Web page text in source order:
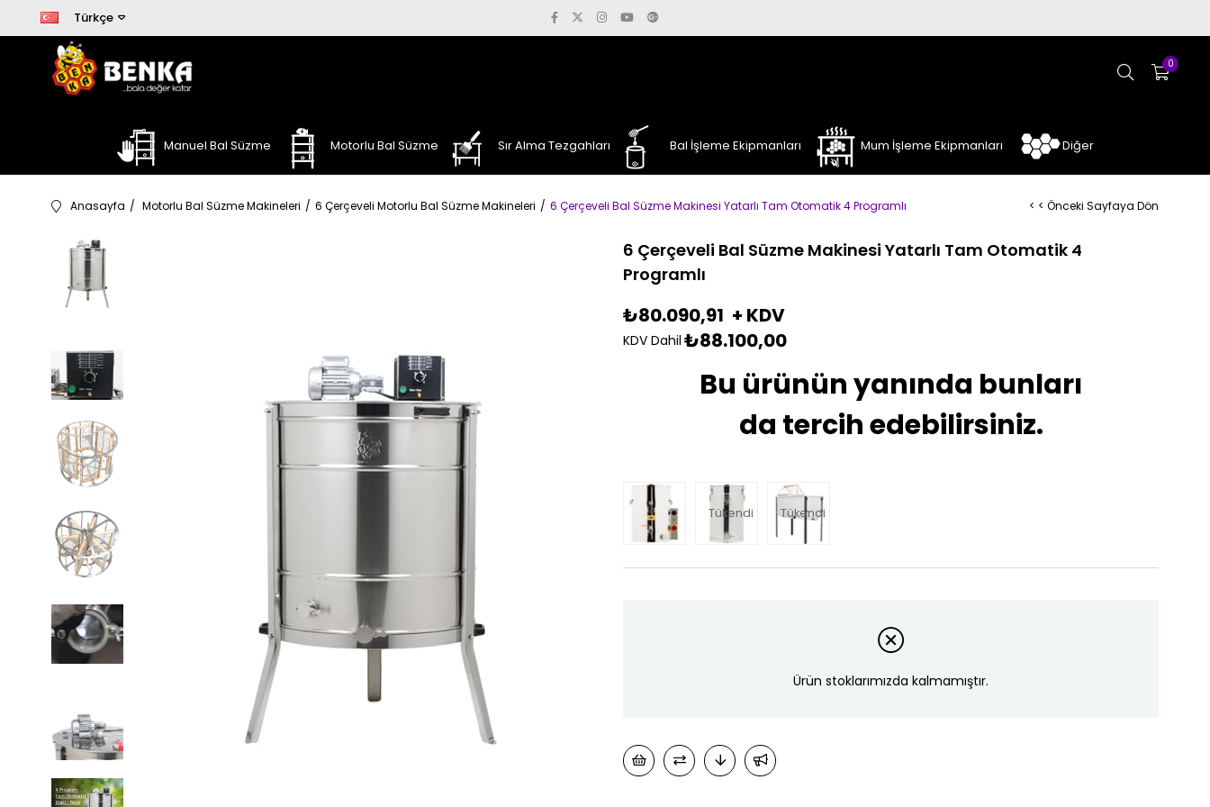
Türkçe
0
Manuel Bal Süzme Motorlu Bal Süzme Sır Alma Tezgahları Bal İşleme Ekipmanları Mum İşleme Ekipmanları Diğer
Anasayfa Motorlu Bal Süzme Makineleri 6 Çerçeveli Motorlu Bal Süzme Makineleri 6 Çerçeveli Bal Süzme Makinesi Yatarlı Tam Otomatik 4 Programlı < < Önceki Sayfaya Dön
6 Çerçeveli Bal Süzme Makinesi Yatarlı Tam Otomatik 4
Programlı
₺80.090,91 + KDV
KDV Dahil ₺88.100,00
Bu ürünün yanında bunları
da tercih edebilirsiniz.
Tükendi Tükendi
Ürün stoklarımızda kalmamıştır.